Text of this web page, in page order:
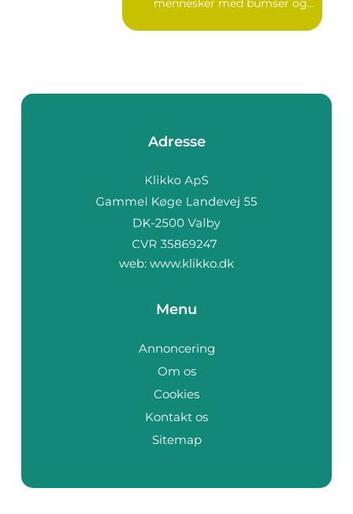
mennesker med bumser og...
Adresse
web: www.klikko.dk
Menu
Annoncering
Om os
Cookies
Kontakt os
Sitemap